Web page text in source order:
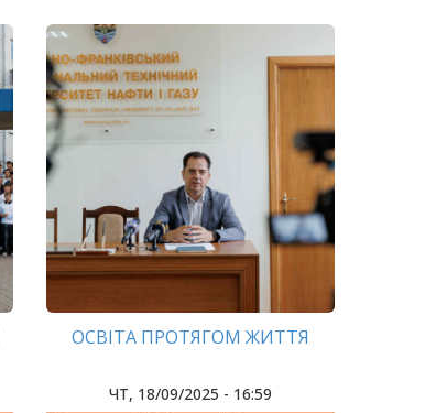
ОСВІТА ПРОТЯГОМ ЖИТТЯ
ЧТ, 18/09/2025 - 16:59